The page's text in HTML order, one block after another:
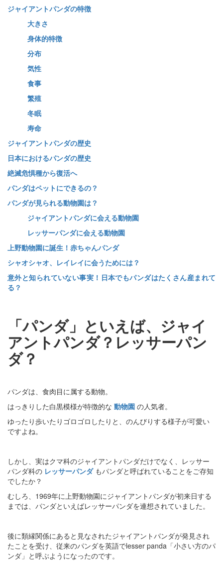
ジャイアントパンダの特徴
大きさ
身体的特徴
分布
気性
食事
繁殖
冬眠
寿命
ジャイアントパンダの歴史
日本におけるパンダの歴史
絶滅危惧種から復活へ
パンダはペットにできるの？
パンダが見られる動物園は？
ジャイアントパンダに会える動物園
レッサーパンダに会える動物園
上野動物園に誕生！赤ちゃんパンダ
シャオシャオ、レイレイに会うためには？
意外と知られていない事実！日本でもパンダはたくさん産まれて
る？
「パンダ」といえば、ジャイ
アントパンダ？レッサーパン
ダ？
パンダは、食肉目に属する動物。
はっきりした白黒模様が特徴的な 動物園 の人気者。
ゆったり歩いたりゴロゴロしたりと、のんびりする様子が可愛い
ですよね。
しかし、実はクマ科のジャイアントパンダだけでなく、レッサー
パンダ科の レッサーパンダ もパンダと呼ばれていることをご存知
でしたか？
むしろ、1969年に上野動物園にジャイアントパンダが初来日する
までは、パンダといえばレッサーパンダを連想されていました。
後に類縁関係にあると見なされたジャイアントパンダが発見され
たことを受け、従来のパンダを英語でlesser panda「小さい方のパ
ンダ」と呼ぶようになったのです。